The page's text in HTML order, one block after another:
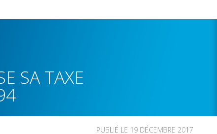
SA TAXE
PUBLIÉ LE 19 DÉCEMBRE 2017